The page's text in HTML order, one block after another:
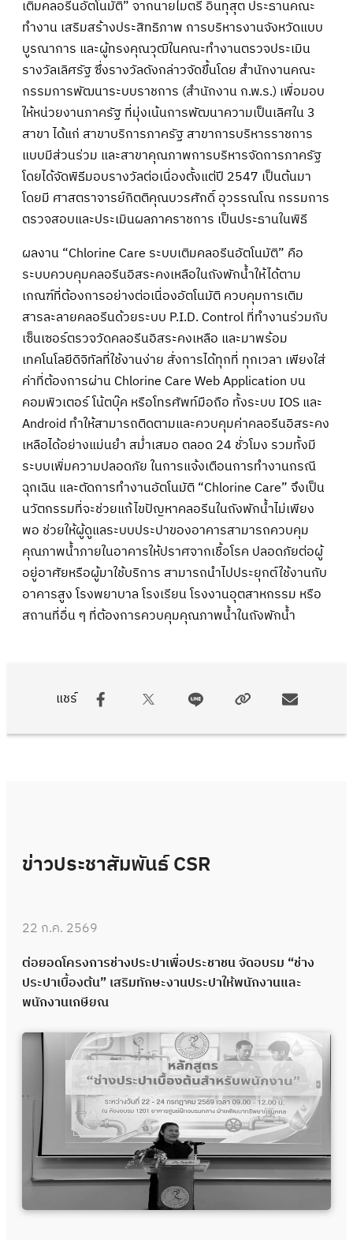
แชร์
เติมคลอรีนอัตโนมัติ” จากนายไมตรี อินทุสุต ประธานคณะ
ทำงาน เสริมสร้างประสิทธิภาพ การบริหารงานจังหวัดแบบ
บูรณาการ และผู้ทรงคุณวุฒิในคณะทำงานตรวจประเมิน
รางวัลเลิศรัฐ ซึ่งรางวัลดังกล่าวจัดขึ้นโดย สำนักงานคณะ
กรรมการพัฒนาระบบราชการ (สำนักงาน ก.พ.ร.) เพื่อมอบ
ให้หน่วยงานภาครัฐ ที่มุ่งเน้นการพัฒนาความเป็นเลิศใน 3
สาขา ได้แก่ สาขาบริการภาครัฐ สาขาการบริหารราชการ
แบบมีส่วนร่วม และสาขาคุณภาพการบริหารจัดการภาครัฐ
โดยได้จัดพิธีมอบรางวัลต่อเนื่องตั้งแต่ปี 2547 เป็นต้นมา
โดยมี ศาสตราจารย์กิตติคุณบวรศักดิ์ อุวรรณโณ กรรมการ
ตรวจสอบและประเมินผลภาคราชการ เป็นประธานในพิธี
ผลงาน “Chlorine Care ระบบเติมคลอรีนอัตโนมัติ” คือ
ระบบควบคุมคลอรีนอิสระคงเหลือในถังพักน้ำให้ได้ตาม
เกณฑ์ที่ต้องการอย่างต่อเนื่องอัตโนมัติ ควบคุมการเติม
สารละลายคลอรีนด้วยระบบ P.I.D. Control ที่ทำงานร่วมกับ
เซ็นเซอร์ตรวจวัดคลอรีนอิสระคงเหลือ และมาพร้อม
เทคโนโลยีดิจิทัลที่ใช้งานง่าย สั่งการได้ทุกที่ ทุกเวลา เพียงใส่
ค่าที่ต้องการผ่าน Chlorine Care Web Application บน
คอมพิวเตอร์ โน้ตบุ๊ค หรือโทรศัพท์มือถือ ทั้งระบบ IOS และ
Android ทำให้สามารถติดตามและควบคุมค่าคลอรีนอิสระคง
เหลือได้อย่างแม่นยำ สม่ำเสมอ ตลอด 24 ชั่วโมง รวมทั้งมี
ระบบเพิ่มความปลอดภัย ในการแจ้งเตือนการทำงานกรณี
ฉุกเฉิน และตัดการทำงานอัตโนมัติ “Chlorine Care” จึงเป็น
นวัตกรรมที่จะช่วยแก้ไขปัญหาคลอรีนในถังพักน้ำไม่เพียง
พอ ช่วยให้ผู้ดูแลระบบประปาของอาคารสามารถควบคุม
คุณภาพน้ำภายในอาคารให้ปราศจากเชื้อโรค ปลอดภัยต่อผู้
อยู่อาศัยหรือผู้มาใช้บริการ สามารถนำไปประยุกต์ใช้งานกับ
อาคารสูง โรงพยาบาล โรงเรียน โรงงานอุตสาหกรรม หรือ
สถานที่อื่น ๆ ที่ต้องการควบคุมคุณภาพน้ำในถังพักน้ำ
ข่าวประชาสัมพันธ์ CSR
22 ก.ค. 2569
ต่อยอดโครงการช่างประปาเพื่อประชาชน จัดอบรม “ช่าง
ประปาเบื้องต้น” เสริมทักษะงานประปาให้พนักงานและ
พนักงานเกษียณ